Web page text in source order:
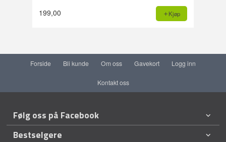
199,00 Kjøp
Forside Bli kunde Om oss Gavekort Logg inn
Kontakt oss
Følg oss på Facebook
Bestselgere